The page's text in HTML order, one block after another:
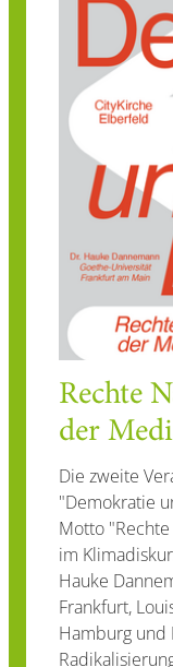
Rechte
der
Die zweite
"Demokratie
Motto
im
Hauke
Frankfurt,
Hamburg und